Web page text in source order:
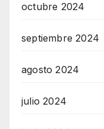
octubre 2024
septiembre 2024
agosto 2024
julio 2024